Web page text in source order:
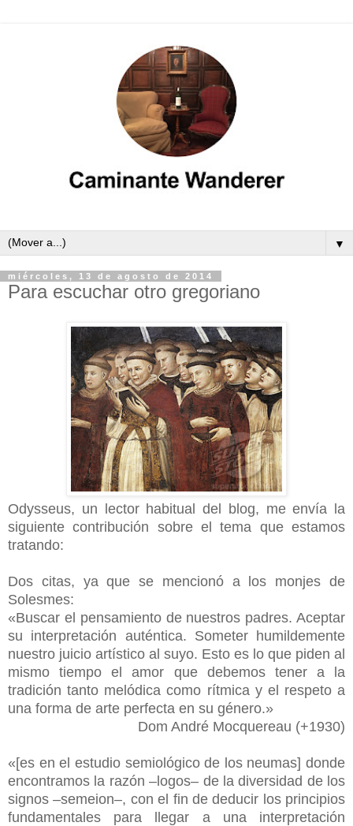
▼
miércoles, 13 de agosto de 2014
Para escuchar otro gregoriano
Odysseus, un lector habitual del blog, me envía la
siguiente contribución sobre el tema que estamos
tratando:
Dos citas, ya que se mencionó a los monjes de
Solesmes:
«Buscar el pensamiento de nuestros padres. Aceptar
su interpretación auténtica. Someter humildemente
nuestro juicio artístico al suyo. Esto es lo que piden al
mismo tiempo el amor que debemos tener a la
tradición tanto melódica como rítmica y el respeto a
una forma de arte perfecta en su género.»
Dom André Mocquereau (+1930)
«[es en el estudio semiológico de los neumas] donde
encontramos la razón –logos– de la diversidad de los
signos –semeion–, con el fin de deducir los principios
fundamentales para llegar a una interpretación